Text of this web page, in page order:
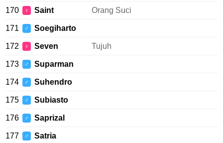
170 ♀ Saint Orang Suci
171 ♂ Soegiharto
172 ♀ Seven Tujuh
173 ♂ Suparman
174 ♂ Suhendro
175 ♂ Subiasto
176 ♂ Saprizal
177 ♂
Satria